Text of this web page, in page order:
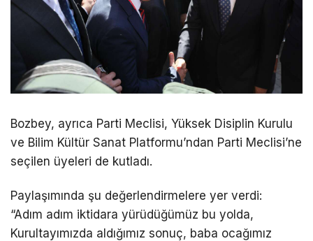
Bozbey, ayrıca Parti Meclisi, Yüksek Disiplin Kurulu
ve Bilim Kültür Sanat Platformu’ndan Parti Meclisi’ne
seçilen üyeleri de kutladı.
Paylaşımında şu değerlendirmelere yer verdi:
“Adım adım iktidara yürüdüğümüz bu yolda,
Kurultayımızda aldığımız sonuç, baba ocağımız